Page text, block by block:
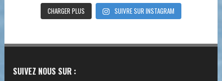
CHARGER PLUS SUIVRE SUR INSTAGRAM
SUIVEZ NOUS SUR :